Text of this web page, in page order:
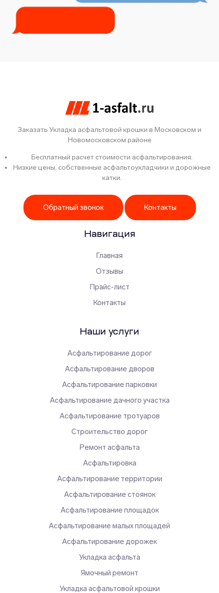
Заказать Укладка асфальтовой крошки в Московском и
Новомосковском районе
Бесплатный расчет стоимости асфальтирования.
Низкие цены, собственные асфальтоукладчики и дорожные
катки.
Обратный звонок Контакты
Навигация
Главная
Отзывы
Прайс-лист
Контакты
Наши услуги
Асфальтирование дорог
Асфальтирование дворов
Асфальтирование парковки
Асфальтирование дачного участка
Асфальтирование тротуаров
Строительство дорог
Ремонт асфальта
Асфальтировка
Асфальтирование территории
Асфальтирование стоянок
Асфальтирование площадок
Асфальтирование малых площадей
Асфальтирование дорожек
Укладка асфальта
Ямочный ремонт
Укладка асфальтовой крошки